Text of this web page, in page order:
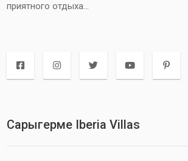
приятного отдыха...
Сарыгерме Iberia Villas